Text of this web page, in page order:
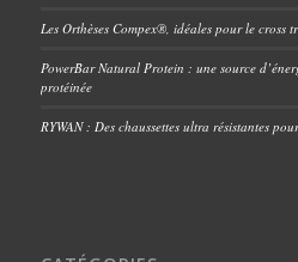
Les Orthèses Compex®, idéales pour le cross
PowerBar Natural Protein : une source
protéinée
RYWAN : Des chaussettes ultra résistantes